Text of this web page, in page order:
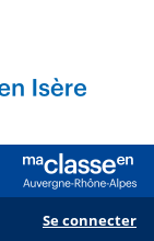
Se connecter